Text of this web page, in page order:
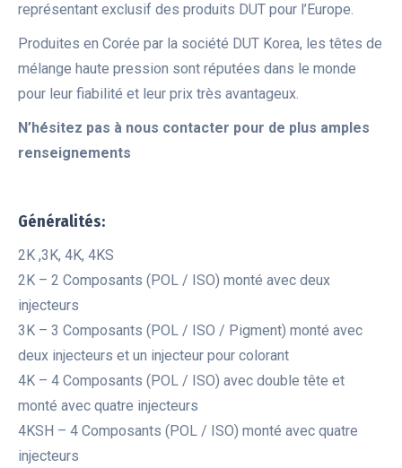
représentant exclusif des produits DUT pour l’Europe.
Produites en Corée par la société DUT Korea, les têtes de
mélange haute pression sont réputées dans le monde
pour leur fiabilité et leur prix très avantageux.
N’hésitez pas à nous contacter pour de plus amples
renseignements
Généralités:
2K ,3K, 4K, 4KS
2K – 2 Composants (POL / ISO) monté avec deux
injecteurs
3K – 3 Composants (POL / ISO / Pigment) monté avec
deux injecteurs et un injecteur pour colorant
4K – 4 Composants (POL / ISO) avec double tête et
monté avec quatre injecteurs
4KSH – 4 Composants (POL / ISO) monté avec quatre
injecteurs